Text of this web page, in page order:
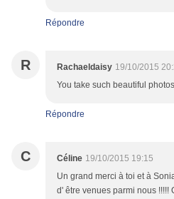
Répondre
R Rachaeldaisy 19/10/2015
You take such beautiful
Répondre
C Céline 19/10/2015 19:15
Un grand merci à toi et à
d' être venues parmi nous